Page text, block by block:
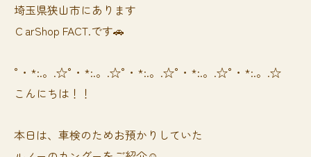
埼玉県狭山市にあります
ＣarShop FACT.です🚗
°・*:.。.☆°・*:.。.☆°・*:.。.☆°・*:.。.☆°・*:.。.☆
こんにちは！！
本日は、車検のためお預かりしていた